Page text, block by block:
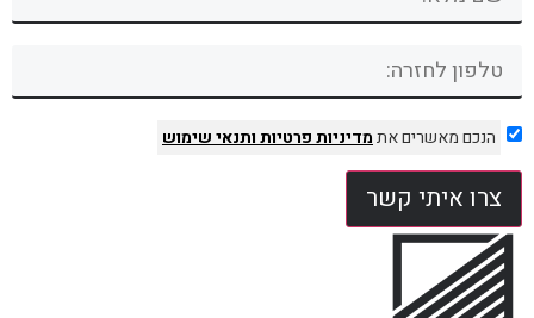
הנכם מאשרים אתמדיניות פרטיותותנאי שימוש
צרו איתי קשר